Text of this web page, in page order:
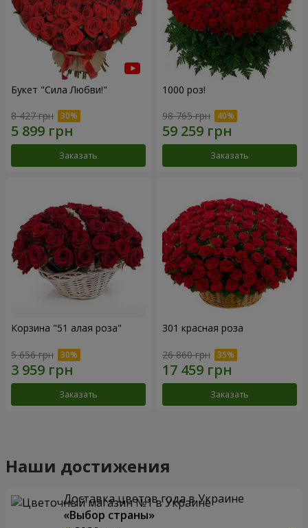
Букет "Сила Любви!"
8 427 грн
Заказать
1000 роз!
98 765 грн
Заказать
Корзина "51 алая роза"
5 656 грн
Заказать
301 красная роза
26 860 грн
Заказать
Наши достижения
Доставка цветов года в Украине
«Выбор страны»